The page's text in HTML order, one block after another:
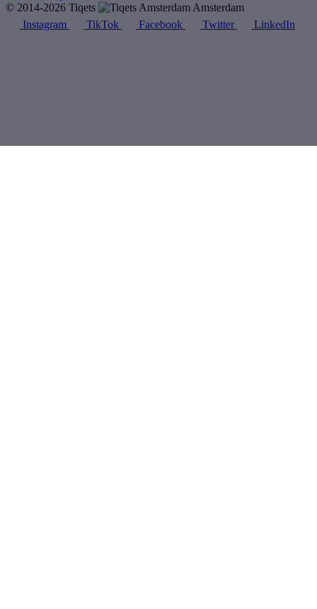
© 2014-2026 Tiqets
Amsterdam
Instagram
TikTok Facebook Twitter LinkedIn